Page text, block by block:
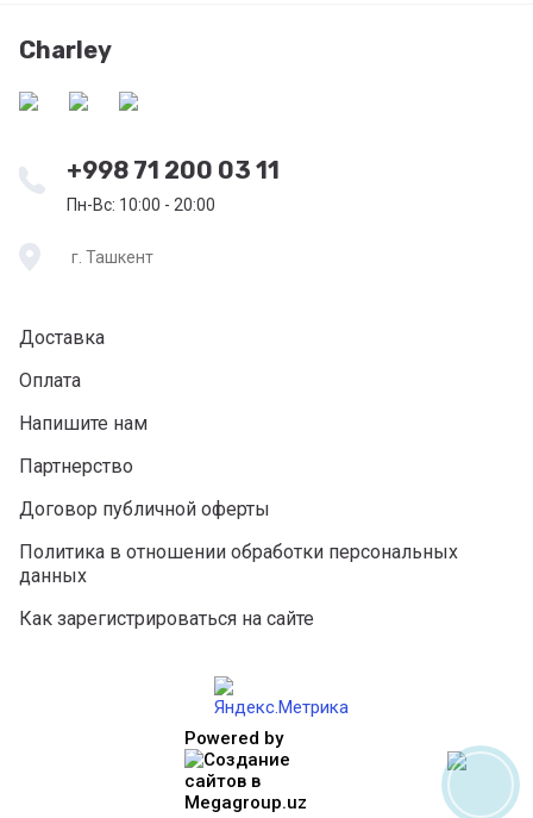
Charley
+998 71 200 03 11
Пн-Вс: 10:00 - 20:00
г. Ташкент
Доставка
Оплата
Напишите нам
Партнерство
Договор публичной оферты
Политика в отношении обработки персональных
данных
Как зарегистрироваться на сайте
Powered by